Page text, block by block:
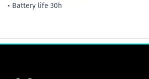
• Battery life 30h